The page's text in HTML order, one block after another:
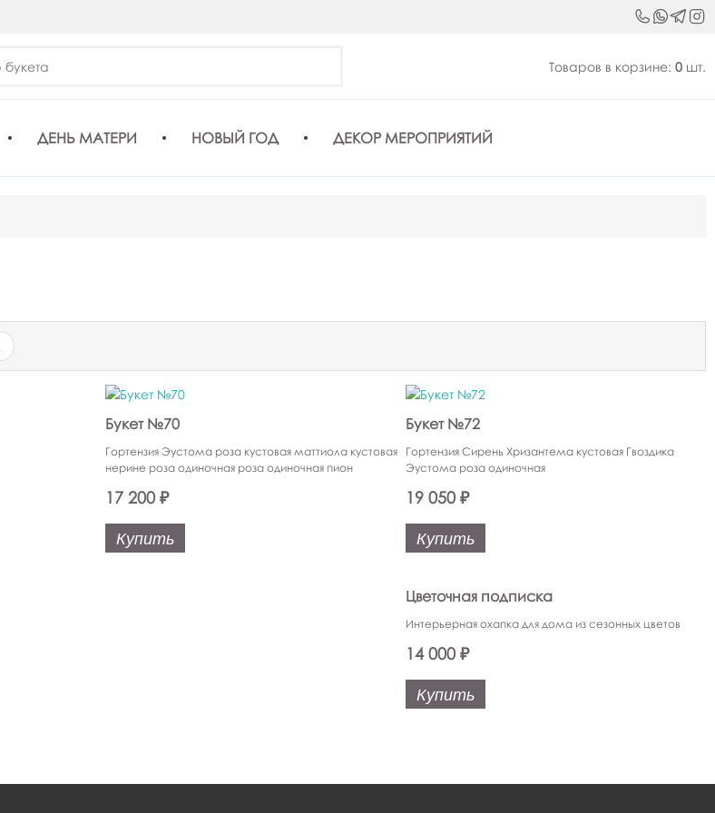
Товаров в корзине: 0 шт.
ДЕНЬ МАТЕРИ НОВЫЙ ГОД ДЕКОР МЕРОПРИЯТИЙ
Букет №70
Гортензия Эустома роза кустовая маттиола кустовая
нерине роза одиночная роза одиночная пион
17 200 ₽
Купить
Букет №72
Гортензия Сирень Хризантема кустовая Гвоздика
Эустома роза одиночная
19 050 ₽
Купить
Цветочная подписка
Интерьерная охапка для дома из сезонных цветов
14 000 ₽
Купить